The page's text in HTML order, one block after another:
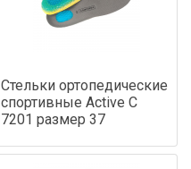
Стельки ортопедические
спортивные Active С
7201 размер 37